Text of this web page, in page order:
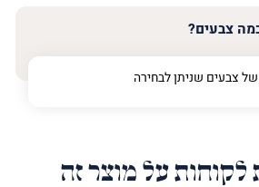
צבעים?
של צבעים שניתן לבחירה
לקוחות על מוצר זה